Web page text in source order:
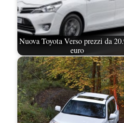
Nuova Toyota Verso prezzi da
euro